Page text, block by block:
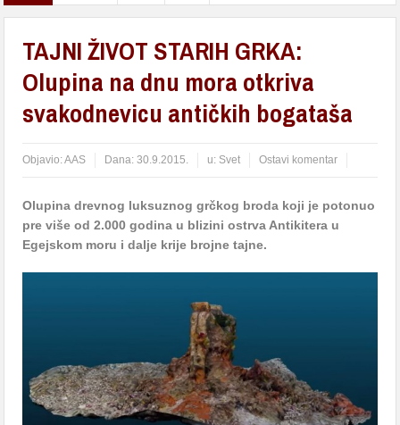
TAJNI ŽIVOT STARIH GRKA:
Olupina na dnu mora otkriva
svakodnevicu antičkih bogataša
Objavio:AAS Dana:30.9.2015. u: Svet Ostavi komentar
Olupina drevnog luksuznog grčkog broda koji je potonuo
pre više od 2.000 godina u blizini ostrva Antikitera u
Egejskom moru i dalje krije brojne tajne.